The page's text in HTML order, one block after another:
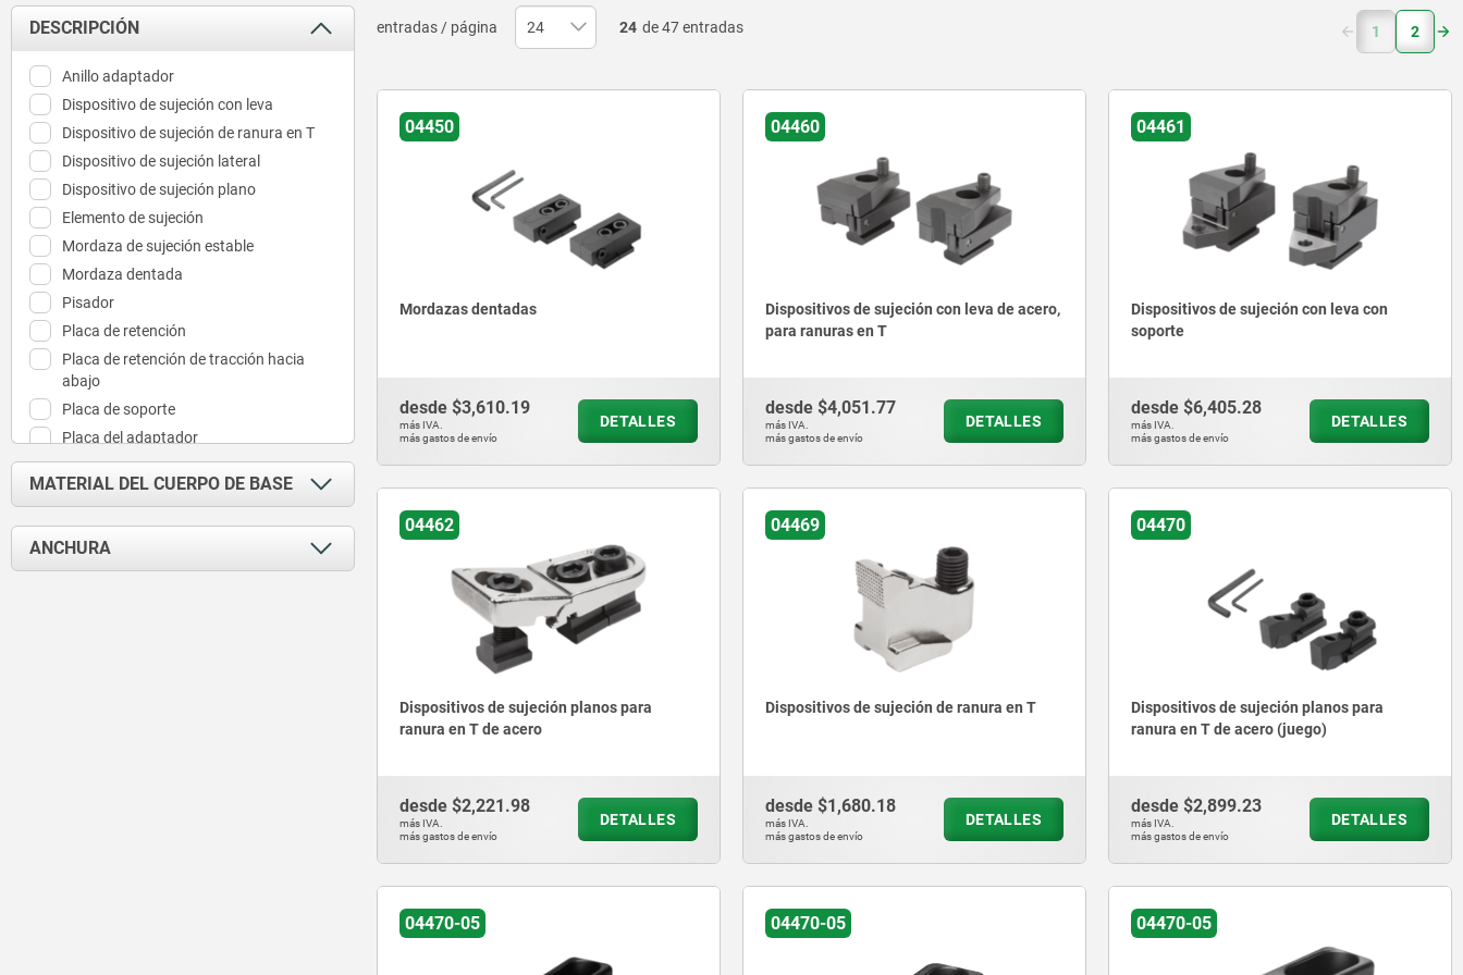
DESCRIPCIÓN
Anillo adaptador
Dispositivo de sujeción con leva
Dispositivo de sujeción de ranura en T
Dispositivo de sujeción lateral
Dispositivo de sujeción plano
Elemento de sujeción
Mordaza de sujeción estable
Mordaza dentada
Pisador
Placa de retención
Placa de retención de tracción hacia
abajo
Placa de soporte
Placa del adaptador
Tope
MATERIAL DEL CUERPO DE BASE
acero
ANCHURA
entradas / página 24 de 47 entradas 1 (current)
2
04450
Mordazas dentadas
desde $3,610.19
más IVA.
más gastos de envío
DETALLES
04460
Dispositivos de sujeción con leva de acero,
para ranuras en T
desde $4,051.77
más IVA.
más gastos de envío
DETALLES
04461
Dispositivos de sujeción con leva con
soporte
desde $6,405.28
más IVA.
más gastos de envío
DETALLES
04462
Dispositivos de sujeción planos para
ranura en T de acero
desde $2,221.98
más IVA.
más gastos de envío
DETALLES
04469
Dispositivos de sujeción de ranura en T
desde $1,680.18
más IVA.
más gastos de envío
DETALLES
04470
Dispositivos de sujeción planos para
ranura en T de acero (juego)
desde $2,899.23
más IVA.
más gastos de envío
DETALLES
04470-05 04470-05 04470-05